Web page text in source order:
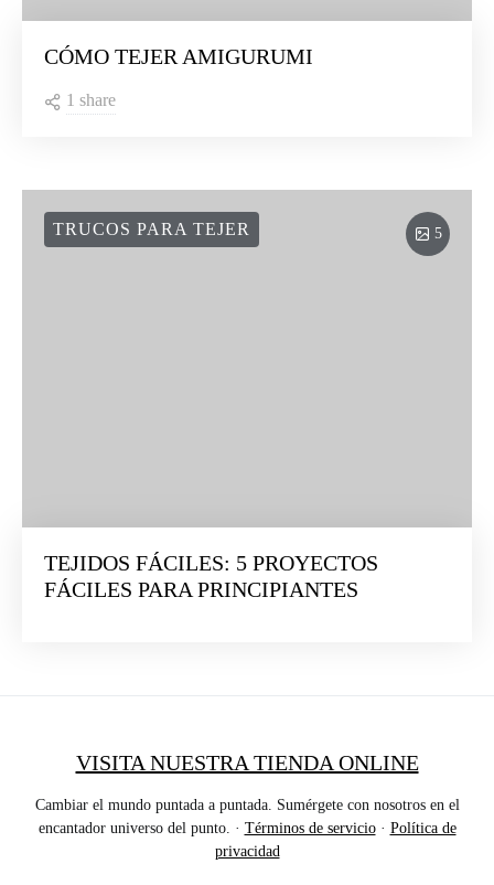
CÓMO TEJER AMIGURUMI
1 share
5
TRUCOS PARA TEJER
TEJIDOS FÁCILES: 5 PROYECTOS
FÁCILES PARA PRINCIPIANTES
VISITA NUESTRA TIENDA ONLINE
Cambiar el mundo puntada a puntada. Sumérgete con nosotros en el
encantador universo del punto. · Términos de servicio· Política de
privacidad